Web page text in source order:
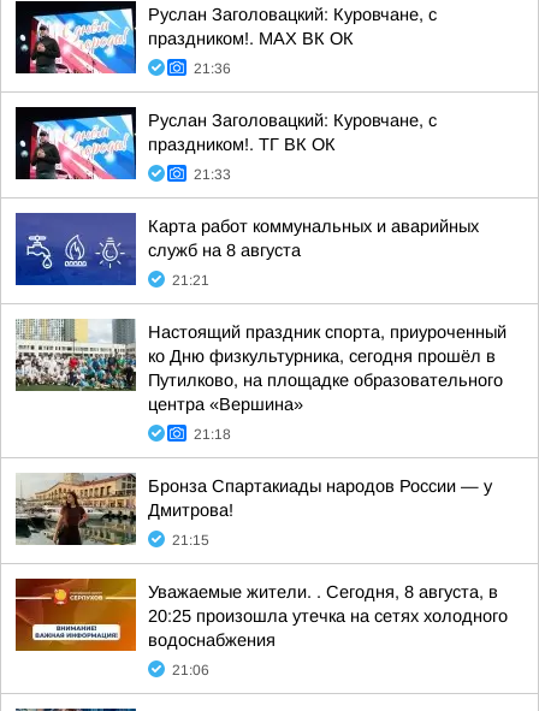
Руслан Заголовацкий: Куровчане, с
праздником!. MAX ВК ОК
21:36
Руслан Заголовацкий: Куровчане, с
праздником!. ТГ ВК ОК
21:33
Карта работ коммунальных и аварийных
служб на 8 августа
21:21
Настоящий праздник спорта, приуроченный
ко Дню физкультурника, сегодня прошёл в
Путилково, на площадке образовательного
центра «Вершина»
21:18
Бронза Спартакиады народов России — у
Дмитрова!
21:15
Уважаемые жители. . Сегодня, 8 августа, в
20:25 произошла утечка на сетях холодного
водоснабжения
21:06